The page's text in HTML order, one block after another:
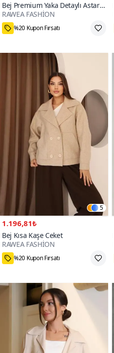
Bej Premium Yaka Detaylı Astarlı
Uzun Yelek
RAWEA FASHİON
%20 Kupon Fırsatı
5
1.196,81₺
Bej Kısa Kaşe Ceket
RAWEA FASHİON
%20 Kupon Fırsatı